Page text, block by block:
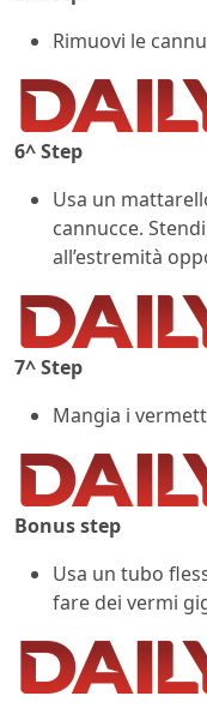
Rimuovi le
6^ Step
Usa un
cannucce.
all’estremità
7^ Step
Mangia i
Bonus step
Usa un tubo
fare dei vermi